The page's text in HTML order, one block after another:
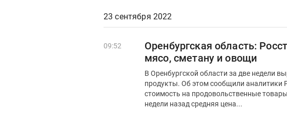
23 сентября 2022
09:52
Оренбургская область:
мясо, сметану и овощи
В Оренбургской области за две недели
продукты. Об этом сообщили аналитики Росстата. С 5 по 19 сентября в
стоимость на продовольственные
недели назад средняя цена...